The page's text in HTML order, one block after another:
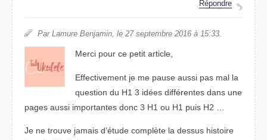
Répondre
Par Lamure Benjamin, le 27 septembre 2016 à 15:33.
Merci pour ce petit article,
Effectivement je me pause aussi pas mal la
question du H1 3 idées différentes dans une
pages aussi importantes donc 3 H1 ou H1 puis H2 …
Je ne trouve jamais d’étude complète la dessus histoire